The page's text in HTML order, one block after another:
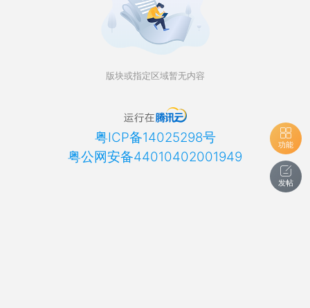
版块或指定区域暂无内容
粤ICP备14025298号
粤公网安备44010402001949
功能
发帖